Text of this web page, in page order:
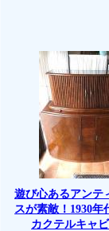
遊び心あるアンテ
スが素敵！ 1930年
カクテルキャ